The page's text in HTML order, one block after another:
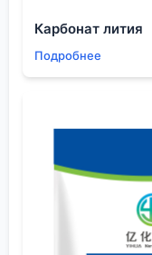
точном синтезе
И еще о
приходится
лотке. Бывает,
ноль.
с потерей
зависимость.
Карбонат лития
Подробнее